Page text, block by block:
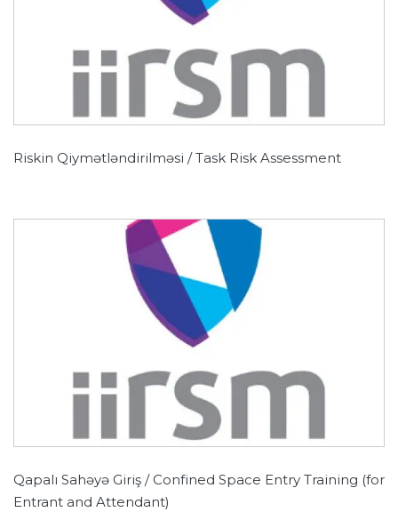
Riskin Qiymətləndirilməsi / Task Risk Assessment
Qapalı Sahəyə Giriş / Confined Space Entry Training (for
Entrant and Attendant)